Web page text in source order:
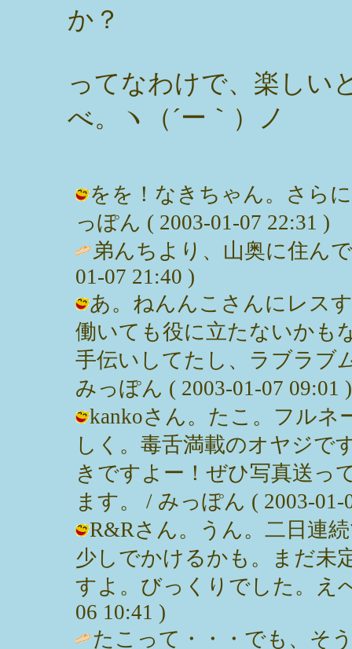
か？
ってなわけで、楽しい
べ。ヽ（´ー｀）ノ
をを！なきちゃん。さら
っぽん ( 2003-01-07 22:31 )
弟んちより、山奥に住ん
01-07 21:40 )
あ。ねんんこさんにレス
働いても役に立たないかも
手伝いしてたし、ラブラブ
みっぽん ( 2003-01-07 09:01 )
kankoさん。たこ。フルネ
しく。毒舌満載のオヤジで
きですよー！ぜひ写真送っ
ます。 / みっぽん ( 2003-01-
R&Rさん。うん。二日連
少しでかけるかも。まだ未
すよ。びっくりでした。え
06 10:41 )
たこって・・・でも、そ